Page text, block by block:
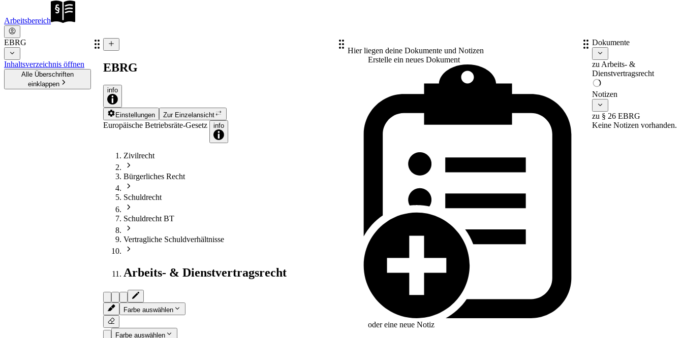
Arbeitsbereich
EBRG
Inhaltsverzeichnis öffnen
Alle Überschriften
einklappen
EBRG
info
Einstellungen Zur Einzelansicht
Europäische Betriebsräte-Gesetz info
Zivilrecht
Bürgerliches Recht
Schuldrecht
Schuldrecht BT
Vertragliche Schuldverhältnisse
Arbeits- & Dienstvertragsrecht
Farbe auswählen
Farbe auswählen
Hier liegen deine Dokumente und Notizen
Erstelle ein neues Dokument
oder eine neue Notiz
Dokumente
zu Arbeits- &
Dienstvertragsrecht
Notizen
zu § 26 EBRG
Keine Notizen vorhanden.